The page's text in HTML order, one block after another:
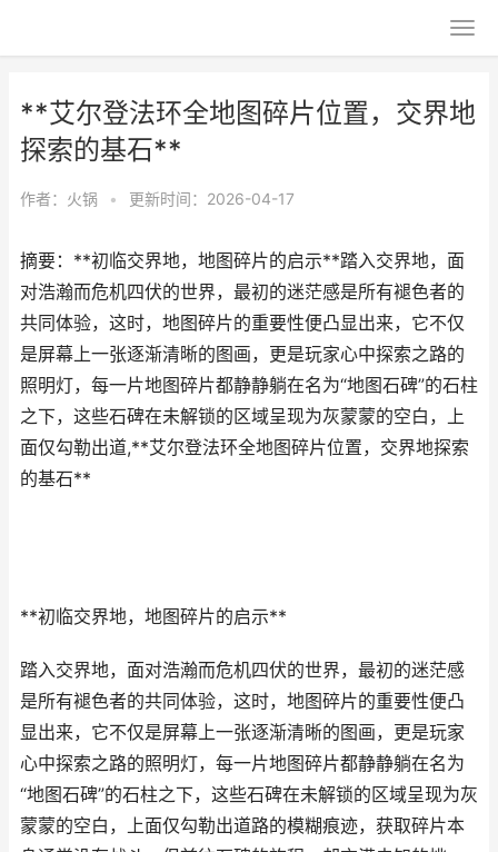
**艾尔登法环全地图碎片位置，交界地
探索的基石**
作者： 火锅 • 更新时间：2026-04-17
摘要：**初临交界地，地图碎片的启示**踏入交界地，面
对浩瀚而危机四伏的世界，最初的迷茫感是所有褪色者的
共同体验，这时，地图碎片的重要性便凸显出来，它不仅
是屏幕上一张逐渐清晰的图画，更是玩家心中探索之路的
照明灯，每一片地图碎片都静静躺在名为“地图石碑”的石柱
之下，这些石碑在未解锁的区域呈现为灰蒙蒙的空白，上
面仅勾勒出道,**艾尔登法环全地图碎片位置，交界地探索
的基石**
**初临交界地，地图碎片的启示**
踏入交界地，面对浩瀚而危机四伏的世界，最初的迷茫感
是所有褪色者的共同体验，这时，地图碎片的重要性便凸
显出来，它不仅是屏幕上一张逐渐清晰的图画，更是玩家
心中探索之路的照明灯，每一片地图碎片都静静躺在名为
“地图石碑”的石柱之下，这些石碑在未解锁的区域呈现为灰
蒙蒙的空白，上面仅勾勒出道路的模糊痕迹，获取碎片本